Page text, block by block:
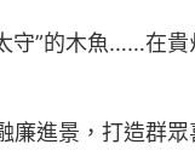
守”的木魚……在
廉進景，打造群